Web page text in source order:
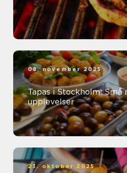
08. november 2025
Tapas i Stockholm: Små
upplevelser
23. oktober 2025